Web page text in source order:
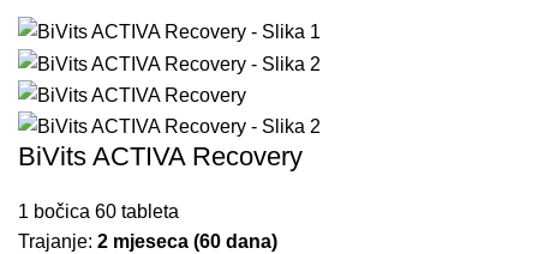
BiVits ACTIVA Recovery
1 bočica 60 tableta
Trajanje: 2 mjeseca (60 dana)